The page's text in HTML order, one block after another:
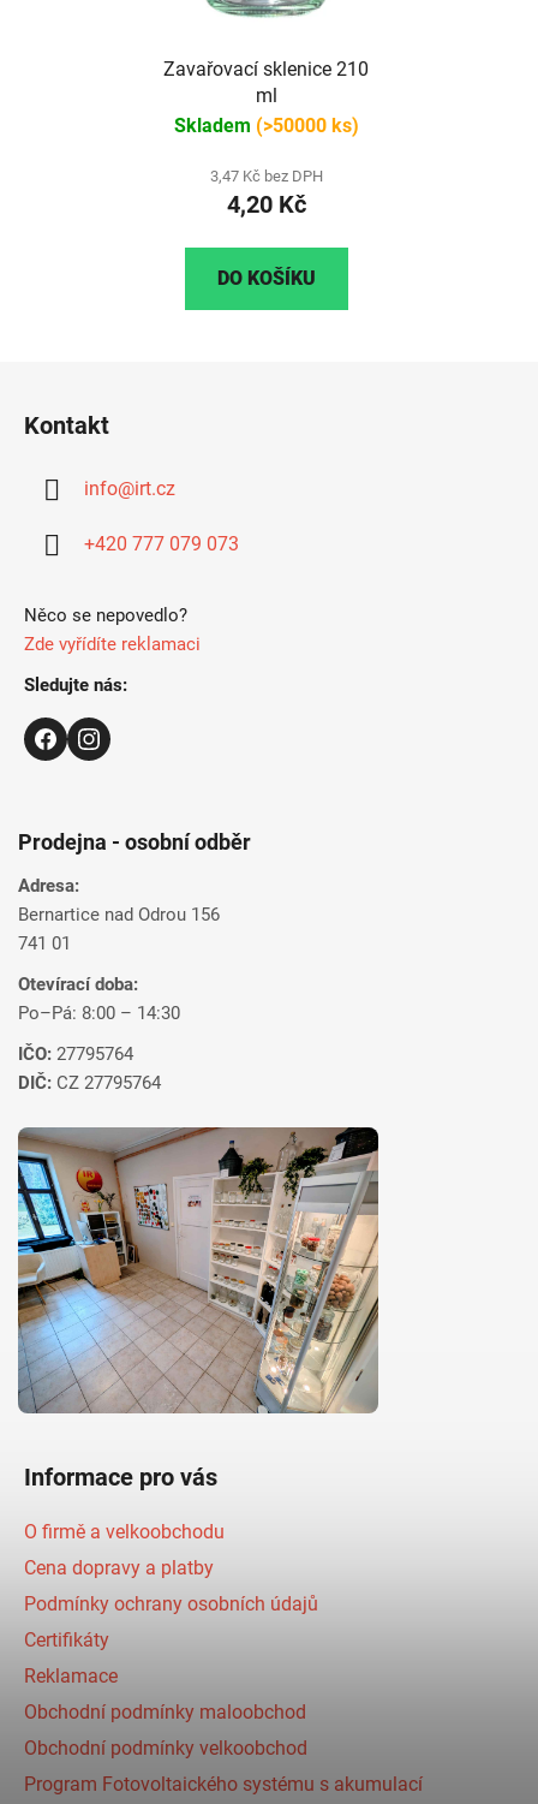
Zavařovací sklenice 210
ml
Skladem (>50000 ks)
3,47 Kč bez DPH
4,20 Kč
DO KOŠÍKU
Kontakt
info@irt.cz
+420 777 079 073
Něco se nepovedlo?
Zde vyřídíte reklamaci
Sledujte nás:
Prodejna - osobní odběr
Adresa:
Bernartice nad Odrou 156
741 01
Otevírací doba:
Po–Pá: 8:00 – 14:30
IČO: 27795764
DIČ: CZ 27795764
Informace pro vás
O firmě a velkoobchodu
Cena dopravy a platby
Podmínky ochrany osobních údajů
Certifikáty
Reklamace
Obchodní podmínky maloobchod
Obchodní podmínky velkoobchod
Program Fotovoltaického systému s akumulací